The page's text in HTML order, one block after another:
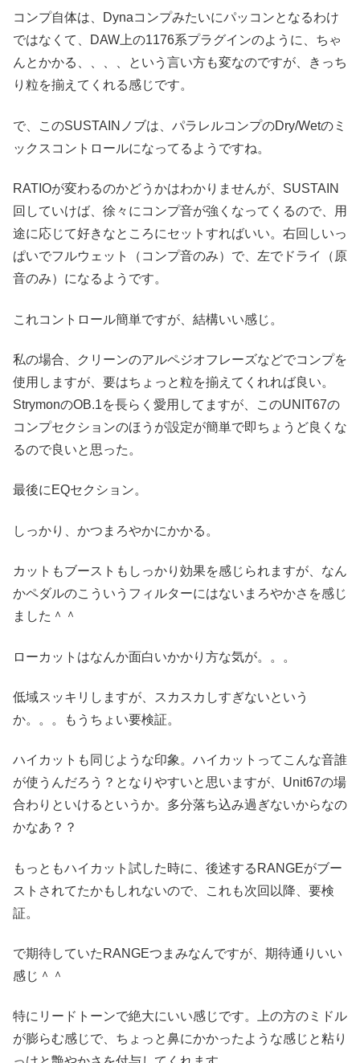
コンプ自体は、Dynaコンプみたいにパッコンとなるわけ
ではなくて、DAW上の1176系プラグインのように、ちゃ
んとかかる、、、、という言い方も変なのですが、きっち
り粒を揃えてくれる感じです。
で、このSUSTAINノブは、パラレルコンプのDry/Wetのミ
ックスコントロールになってるようですね。
RATIOが変わるのかどうかはわかりませんが、SUSTAIN
回していけば、徐々にコンプ音が強くなってくるので、用
途に応じて好きなところにセットすればいい。右回しいっ
ぱいでフルウェット（コンプ音のみ）で、左でドライ（原
音のみ）になるようです。
これコントロール簡単ですが、結構いい感じ。
私の場合、クリーンのアルペジオフレーズなどでコンプを
使用しますが、要はちょっと粒を揃えてくれれば良い。
StrymonのOB.1を長らく愛用してますが、このUNIT67の
コンプセクションのほうが設定が簡単で即ちょうど良くな
るので良いと思った。
最後にEQセクション。
しっかり、かつまろやかにかかる。
カットもブーストもしっかり効果を感じられますが、なん
かペダルのこういうフィルターにはないまろやかさを感じ
ました＾＾
ローカットはなんか面白いかかり方な気が。。。
低域スッキリしますが、スカスカしすぎないという
か。。。もうちょい要検証。
ハイカットも同じような印象。ハイカットってこんな音誰
が使うんだろう？となりやすいと思いますが、Unit67の場
合わりといけるというか。多分落ち込み過ぎないからなの
かなあ？？
もっともハイカット試した時に、後述するRANGEがブー
ストされてたかもしれないので、これも次回以降、要検
証。
で期待していたRANGEつまみなんですが、期待通りいい
感じ＾＾
特にリードトーンで絶大にいい感じです。上の方のミドル
が膨らむ感じで、ちょっと鼻にかかったような感じと粘り